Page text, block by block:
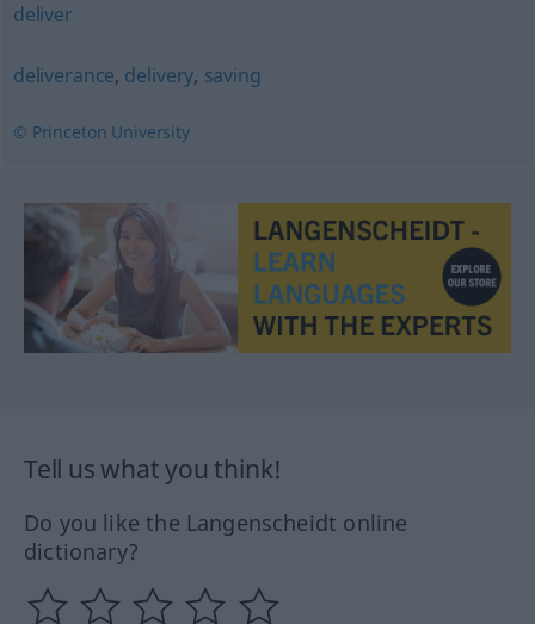
deliver
deliverance, delivery, saving
© Princeton University
Tell us what you think!
Do you like the Langenscheidt online
dictionary?